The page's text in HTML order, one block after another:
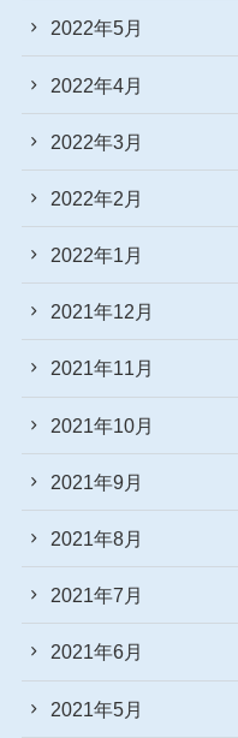
2022年5月
2022年4月
2022年3月
2022年2月
2022年1月
2021年12月
2021年11月
2021年10月
2021年9月
2021年8月
2021年7月
2021年6月
2021年5月